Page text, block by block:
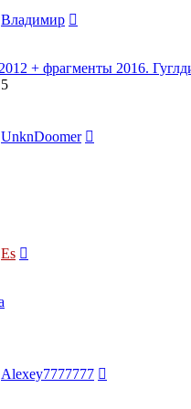
Владимир
+ фрагменты 2016.
UnknDoomer
Es
Alexey7777777